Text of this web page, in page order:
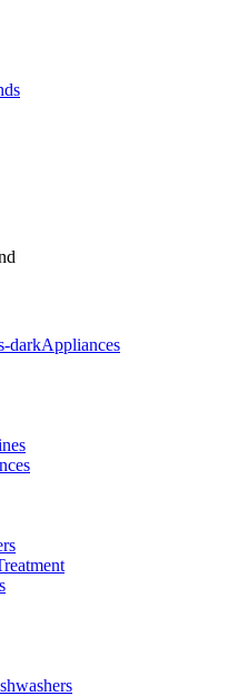
Appliances